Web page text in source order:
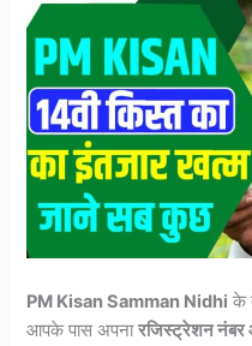
PM Kisan Samman Nidhi के
आपके पास अपनारजिस्ट्रेशन नंबर